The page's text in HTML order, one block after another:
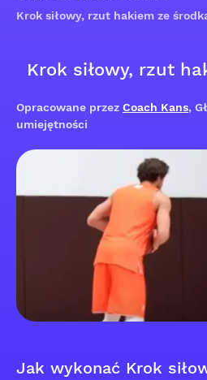
Krok siłowy, rzut hakiem ze
Krok siłowy, rzut
Opracowane przez Coach Kans,
umiejętności
Jak wykonać Krok